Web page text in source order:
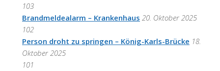
103
Brandmeldealarm – Krankenhaus 20. Oktober 2025
102
Person droht zu springen – König-Karls-Brücke 18.
Oktober 2025
101